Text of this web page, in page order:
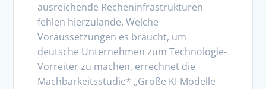
ausreichende Recheninfrastrukturen
fehlen hierzulande. Welche
Voraussetzungen es braucht, um
deutsche Unternehmen zum Technologie-
Vorreiter zu machen, errechnet die
Machbarkeitsstudie* „Große KI-Modelle